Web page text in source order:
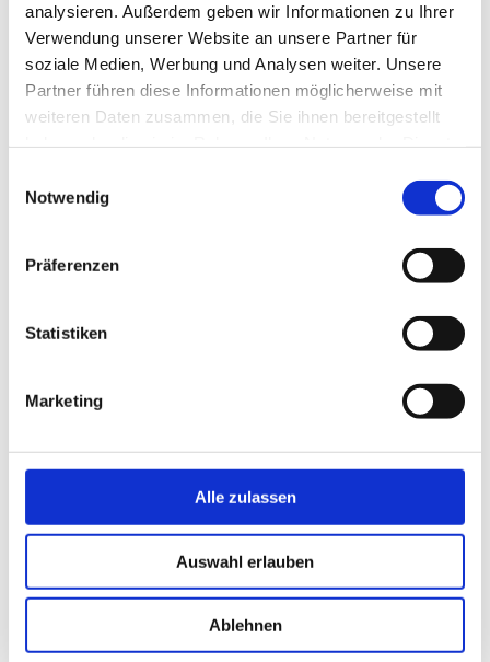
analysieren. Außerdem geben wir Informationen zu Ihrer
Verwendung unserer Website an unsere Partner für
soziale Medien, Werbung und Analysen weiter. Unsere
Partner führen diese Informationen möglicherweise mit
weiteren Daten zusammen, die Sie ihnen bereitgestellt
Notwendig
Präferenzen
Statistiken
Marketing
Alle zulassen
Auswahl erlauben
Ablehnen
Hoster in jedem Falle einen
Auftragsverarbeitungsvertrag
abschließen.
sollten Sie auf folgende Punkte achten:
Zwei-Faktor-Authentifizierung
Regelmäßige Back-ups und Updates
Datenschutzerklärung bei
Verwendung von Cookies, Tracking
oder
Social-Media-Plug-ins
Consent-Tool zur Einwilligung für
Cookies